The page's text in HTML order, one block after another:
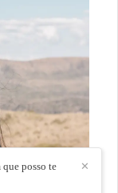
✕
posso te